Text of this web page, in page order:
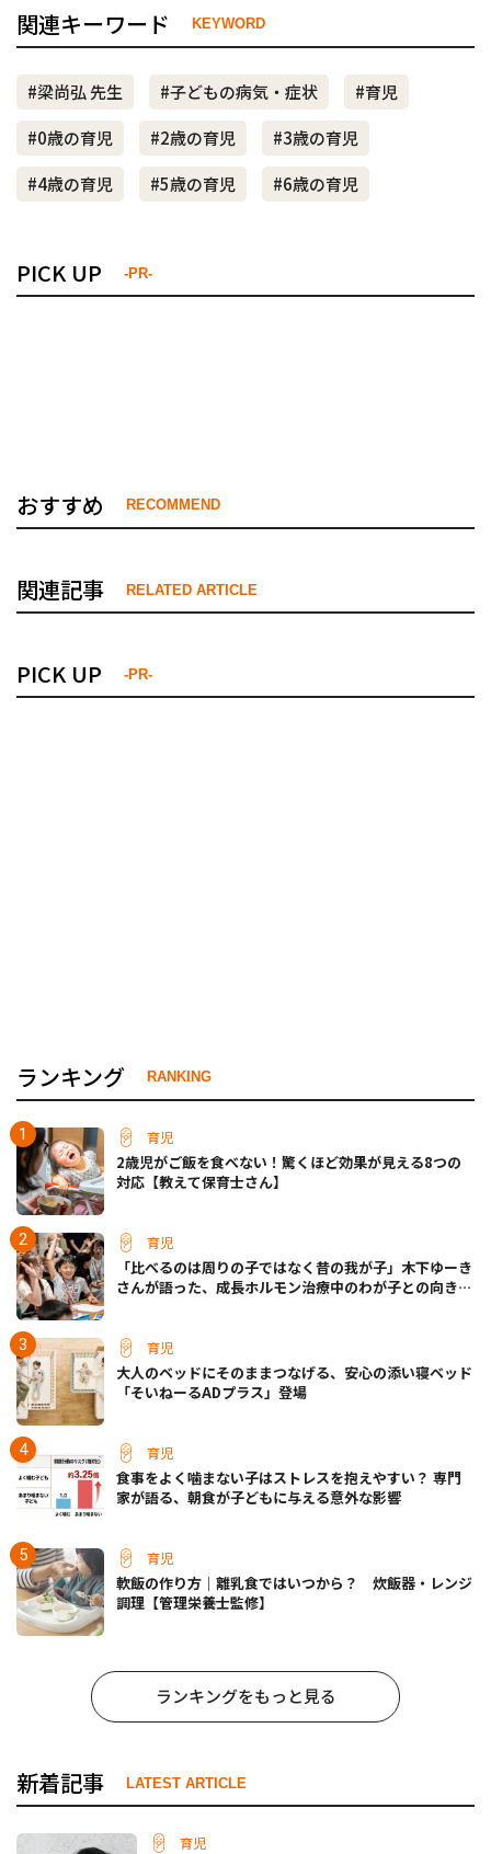
関連キーワード KEYWORD
#梁尚弘 先生 #子どもの病気・症状
#育児
#0歳の育児
#2歳の育児
#3歳の育児
#4歳の育児
#5歳の育児 #6歳の育児
PICK UP -PR-
おすすめ RECOMMEND
関連記事 RELATED ARTICLE
PICK UP -PR-
ランキング RANKING
育児
2歳児がご飯を食べない！驚くほど効果が見える8つの
対応【教えて保育士さん】
育児
「比べるのは周りの子ではなく昔の我が子」木下ゆーき
さんが語った、成長ホルモン治療中のわが子との向き合
育児
大人のベッドにそのままつなげる、安心の添い寝ベッド
「そいねーるADプラス」登場
育児
食事をよく噛まない子はストレスを抱えやすい？ 専門
家が語る、朝食が子どもに与える意外な影響
育児
軟飯の作り方｜離乳食ではいつから？ 炊飯器・レンジ
調理【管理栄養士監修】
ランキングをもっと見る
新着記事 LATEST ARTICLE
育児